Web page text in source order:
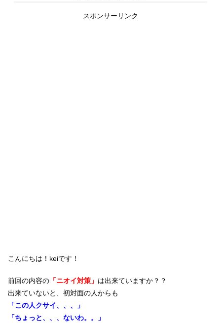
スポンサーリンク
こんにちは！keiです！
前回の内容の 「ニオイ対策」 は出来ていますか？？
出来ていないと、初対面の人からも
「この人クサイ、、、」
「ちょっと、、、ないわ。。」